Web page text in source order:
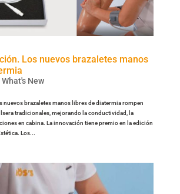
Los nuevos brazaletes manos
What's New
nuevos brazaletes manos libres de diatermia rompen
tradicionales, mejorando la conductividad, la
en cabina. La innovación tiene premio en la edición
Los...